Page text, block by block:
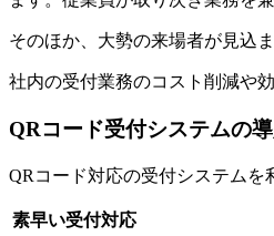
そのほか、大勢の来場者が見込
社内の受付業務のコスト削減や
QRコード受付システムの
QRコード対応の受付システムを
素早い受付対応